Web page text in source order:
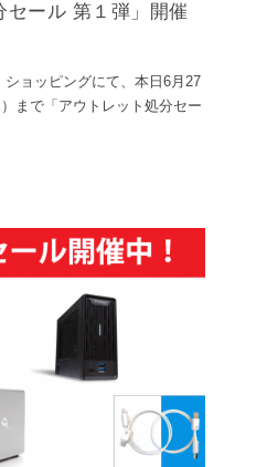
セール 第１弾」開催
ョッピングにて、本日6月27
まで「アウトレット処分セー